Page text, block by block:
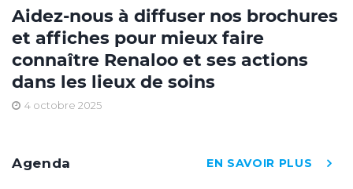
Aidez-nous à diffuser nos brochures
et affiches pour mieux faire
connaître Renaloo et ses actions
dans les lieux de soins
4 octobre 2025
Agenda EN SAVOIR PLUS